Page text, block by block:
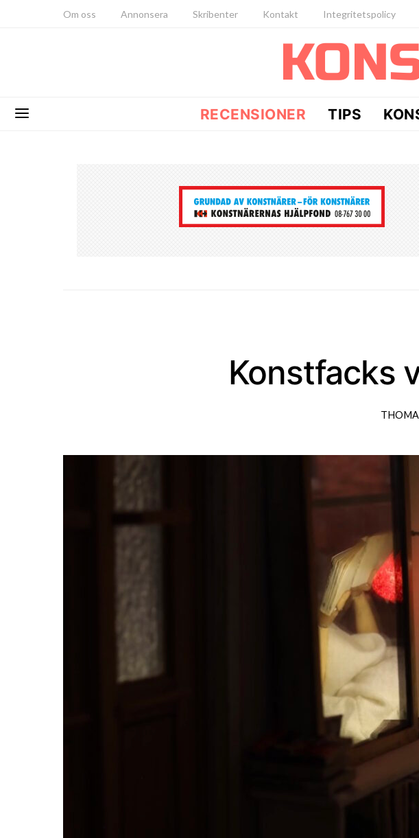
Om oss Annonsera Skribenter Kontakt Integritetspolicy
RECENSIONER TIPS
Konstfacks